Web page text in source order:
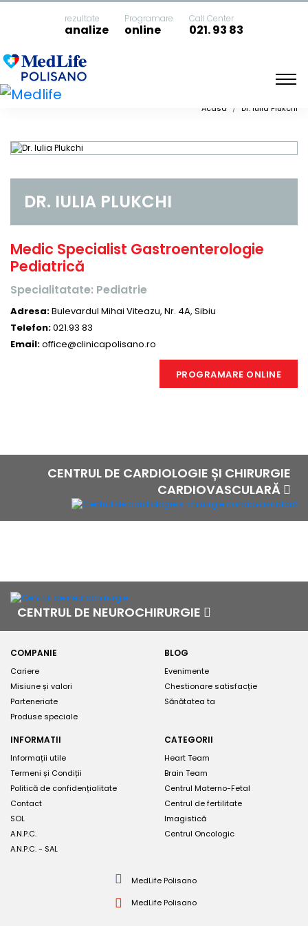
rezultate
analize
Programare
online
Call Center
021. 93 83
Acasa Dr. Iulia Plukchi
DR. IULIA PLUKCHI
Medic Specialist Gastroenterologie
Pediatrică
Specialitatate: Pediatrie
Adresa:Bulevardul Mihai Viteazu, Nr. 4A, Sibiu
Telefon:021.93 83
Email:office@clinicapolisano.ro
PROGRAMARE ONLINE
CENTRUL DE CARDIOLOGIE ȘI CHIRURGIE
CARDIOVASCULARĂ
CENTRUL DE NEUROCHIRURGIE
COMPANIE
Cariere
Misiune și valori
Parteneriate
Produse speciale
BLOG
Evenimente
Chestionare satisfacție
Sănătatea ta
INFORMATII
Informații utile
Termeni și Condiții
Politică de confidențialitate
Contact
SOL
A.N.P.C.
A.N.P.C. - SAL
CATEGORII
Heart Team
Brain Team
Centrul Materno-Fetal
Centrul de fertilitate
Imagistică
Centrul Oncologic
MedLife Polisano
MedLife Polisano